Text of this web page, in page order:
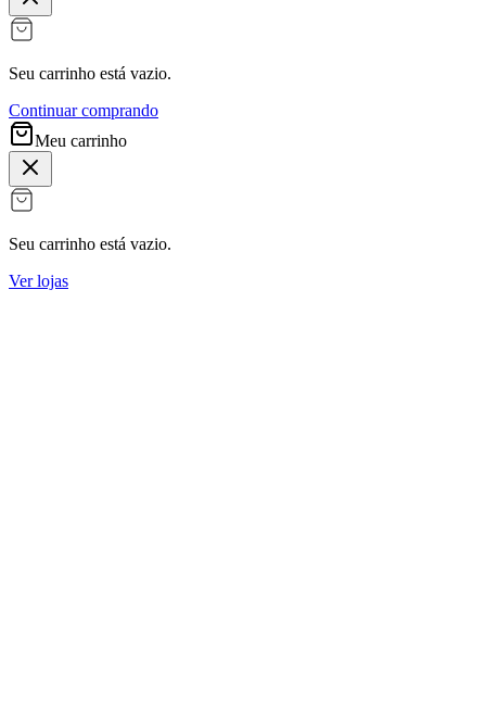
Seu carrinho está vazio.
Continuar comprando
Meu carrinho
Seu carrinho está vazio.
Ver lojas